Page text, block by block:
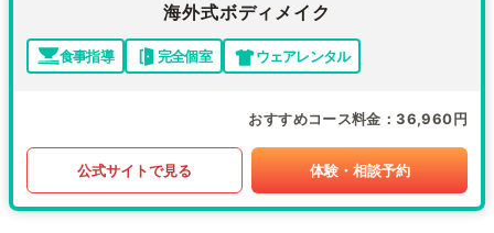
海外式ボディメイク
食事指導 完全個室 ウェアレンタル
おすすめコース料金 36,960円
公式サイトで見る 体験・相談予約